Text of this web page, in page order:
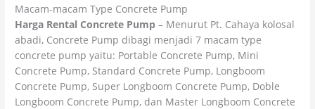
Macam-macam Type Concrete Pump
Harga Rental Concrete Pump – Menurut Pt. Cahaya kolosal
abadi, Concrete Pump dibagi menjadi 7 macam type
concrete pump yaitu: Portable Concrete Pump, Mini
Concrete Pump, Standard Concrete Pump, Longboom
Concrete Pump, Super Longboom Concrete Pump, Doble
Longboom Concrete Pump, dan Master Longboom Concrete